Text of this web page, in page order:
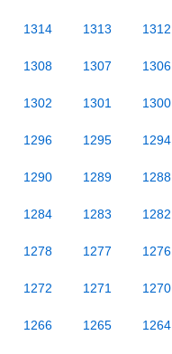
1314 1313 1312
1308 1307 1306
1302 1301 1300
1296 1295 1294
1290 1289 1288
1284 1283 1282
1278 1277 1276
1272 1271 1270
1266 1265 1264